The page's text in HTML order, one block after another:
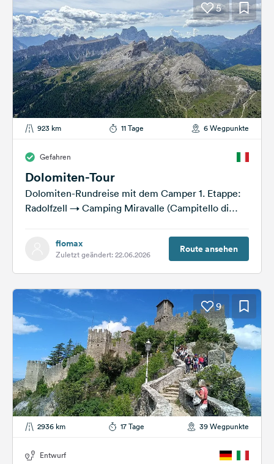
5
923 km 11 Tage 6 Wegpunkte
Gefahren
Dolomiten-Tour
Dolomiten-Rundreise mit dem Camper 1. Etappe:
Radolfzell → Camping Miravalle (Campitello di
flomax
Zuletzt geändert: 22.06.2026 Route ansehen
9
2936 km 17 Tage 39 Wegpunkte
Entwurf